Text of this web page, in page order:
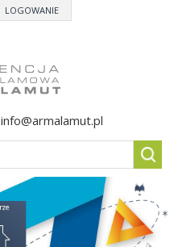
info@armalamut.pl
LOGOWANIE